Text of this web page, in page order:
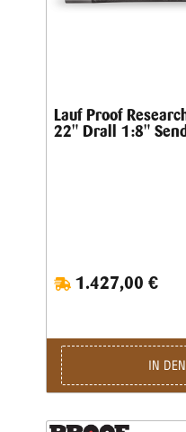
Lauf Proof
22" Drall 1:8"
1.427,00 €
IN